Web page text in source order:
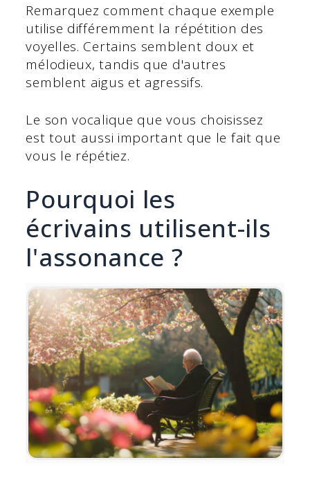
Remarquez comment chaque exemple
utilise différemment la répétition des
voyelles. Certains semblent doux et
mélodieux, tandis que d'autres
semblent aigus et agressifs.
Le son vocalique que vous choisissez
est tout aussi important que le fait que
vous le répétiez.
Pourquoi les
écrivains utilisent-ils
l'assonance ?